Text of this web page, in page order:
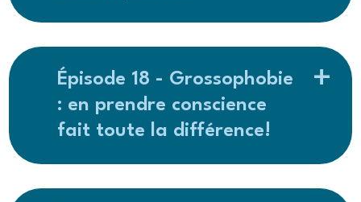
Épisode 18 - Grossophobie
: en prendre conscience
fait toute la différence!